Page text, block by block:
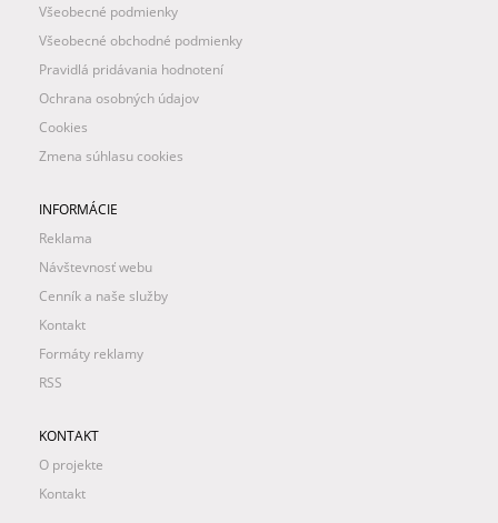
Všeobecné podmienky
Všeobecné obchodné podmienky
Pravidlá pridávania hodnotení
Ochrana osobných údajov
Cookies
Zmena súhlasu cookies
INFORMÁCIE
Reklama
Návštevnosť webu
Cenník a naše služby
Kontakt
Formáty reklamy
RSS
KONTAKT
O projekte
Kontakt